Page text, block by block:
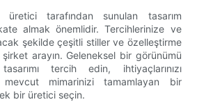
tarafından sunulan tasarım
almak önemlidir. Tercihlerinize ve
şekilde çeşitli stiller ve özelleştirme
arayın. Geleneksel bir görünümü
tercih edin, ihtiyaçlarınızı
mevcut mimarinizi tamamlayan bir
bir üretici seçin.